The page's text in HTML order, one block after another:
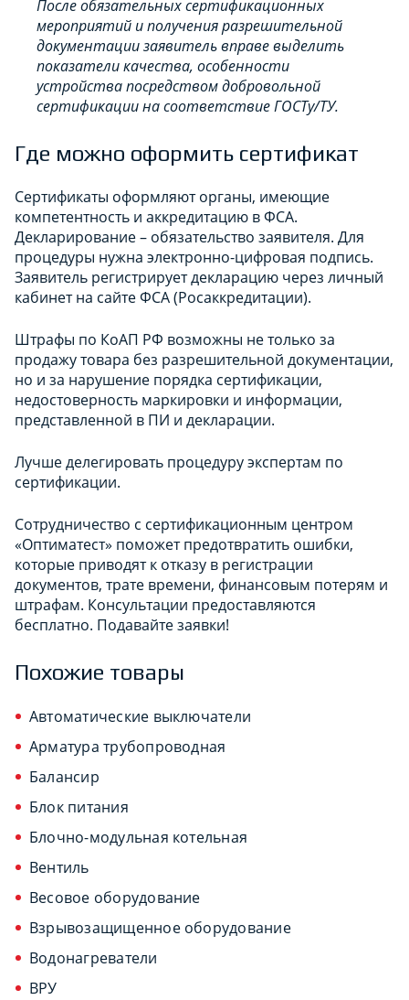
После обязательных сертификационных
мероприятий и получения разрешительной
документации заявитель вправе выделить
показатели качества, особенности
устройства посредством добровольной
сертификации на соответствие ГОСТу/ТУ.
Где можно оформить сертификат
Сертификаты оформляют органы, имеющие
компетентность и аккредитацию в ФСА.
Декларирование – обязательство заявителя. Для
процедуры нужна электронно-цифровая подпись.
Заявитель регистрирует декларацию через личный
кабинет на сайте ФСА (Росаккредитации).
Штрафы по КоАП РФ возможны не только за
продажу товара без разрешительной документации,
но и за нарушение порядка сертификации,
недостоверность маркировки и информации,
представленной в ПИ и декларации.
Лучше делегировать процедуру экспертам по
сертификации.
Сотрудничество с сертификационным центром
«Оптиматест» поможет предотвратить ошибки,
которые приводят к отказу в регистрации
документов, трате времени, финансовым потерям и
штрафам. Консультации предоставляются
бесплатно. Подавайте заявки!
Похожие товары
Автоматические выключатели
Арматура трубопроводная
Балансир
Блок питания
Блочно-модульная котельная
Вентиль
Весовое оборудование
Взрывозащищенное оборудование
Водонагреватели
ВРУ